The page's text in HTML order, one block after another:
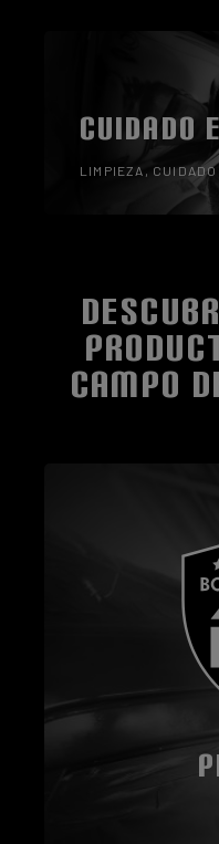
CUIDADO
LIMPIEZA,
CAMPO